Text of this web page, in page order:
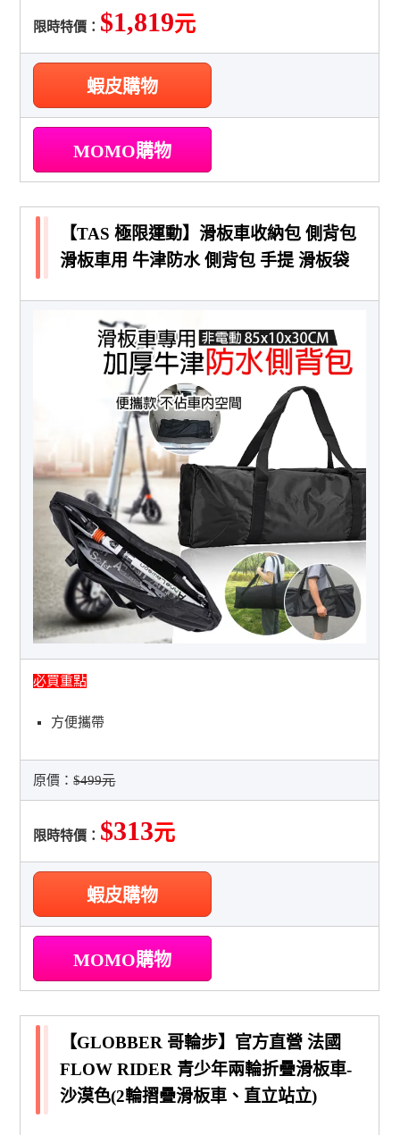
限時特價： $1,819元
蝦皮購物
MOMO購物
【TAS 極限運動】滑板車收納包 側背包
滑板車用 牛津防水 側背包 手提 滑板袋
必買重點
方便攜帶
原價：$499元
限時特價： $313元
蝦皮購物
MOMO購物
【GLOBBER 哥輪步】官方直營 法國
FLOW RIDER 青少年兩輪折疊滑板車-
沙漠色(2輪摺疊滑板車、直立站立)